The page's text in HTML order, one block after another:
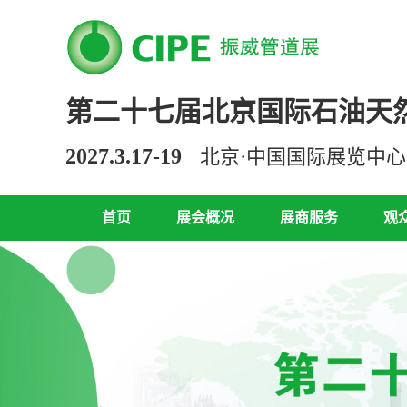
第二十七届北京国际石油天
2027.3.17-19 北京·中国国际展览中
首页 展会概况 展商服务 观